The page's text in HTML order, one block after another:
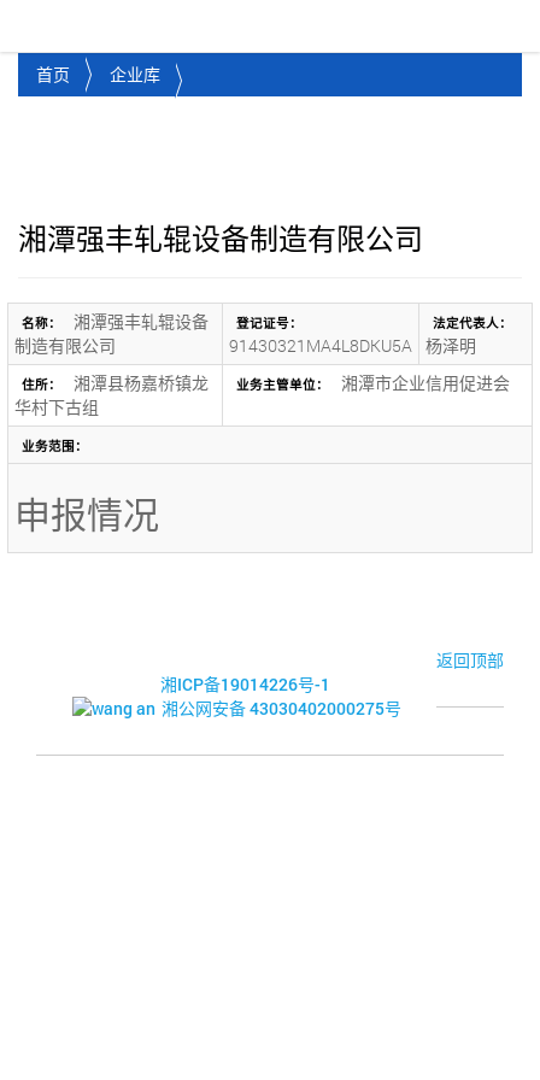
首页 企业库
湘潭强丰轧辊设备制造有限公司
名称：
湘潭强丰轧辊设备
制造有限公司
登记证号：
91430321MA4L8DKU5A
法定代表人：
杨泽明
住所：
湘潭县杨嘉桥镇龙
华村下古组
业务主管单位： 湘潭市企业信用促进会
业务范围：
申报情况
返回顶部
湘ICP备19014226号-1
湘公网安备 43030402000275号